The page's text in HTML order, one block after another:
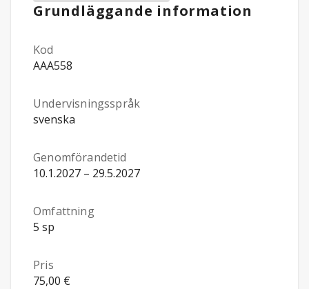
Grundläggande information
Kod
AAA558
Undervisningsspråk
svenska
Genomförandetid
10.1.2027 – 29.5.2027
Omfattning
5 sp
Pris
75,00 €